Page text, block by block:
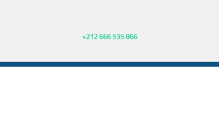
+212 666 535 866